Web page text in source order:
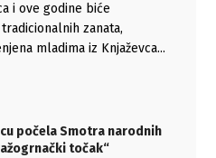
i ove godine biće
zanata,
mladima iz Knjaževca...
počela Smotra narodnih
točak“